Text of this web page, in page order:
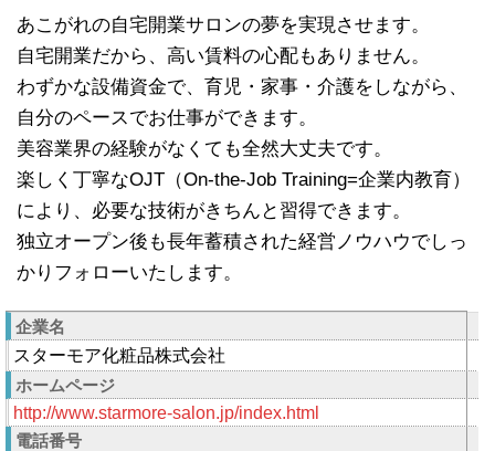
あこがれの自宅開業サロンの夢を実現させます。
自宅開業だから、高い賃料の心配もありません。
わずかな設備資金で、育児・家事・介護をしながら、
自分のペースでお仕事ができます。
美容業界の経験がなくても全然大丈夫です。
楽しく丁寧なOJT（On-the-Job Training=企業内教育）
により、必要な技術がきちんと習得できます。
独立オープン後も長年蓄積された経営ノウハウでしっ
かりフォローいたします。
企業名
スターモア化粧品株式会社
ホームページ
http://www.starmore-salon.jp/index.html
電話番号